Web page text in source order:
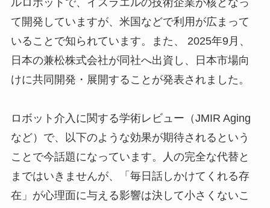
ルロボットで、イスラエルの技術企業が核となっ
て開発していますが、米国などで利用が広まって
いることで知られています。また、 2025年9月、
日本の兼松株式会社が同社へ出資し、日本市場向
けに共同開発・展開することが発表されました。
ロボット介入に関する学術レビュー（JMIR Aging
など）で、以下のような効果が期待されるという
ことで今話題になっています。人の完全な代替と
まではいきませんが、「毎日話しかけてくれる存
在」が心理面に与える影響は決して小さくないこ